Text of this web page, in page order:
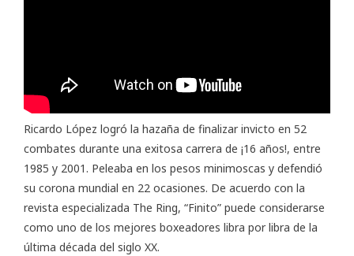
Ricardo López logró la hazaña de finalizar invicto en 52
combates durante una exitosa carrera de ¡16 años!, entre
1985 y 2001. Peleaba en los pesos minimoscas y defendió
su corona mundial en 22 ocasiones. De acuerdo con la
revista especializada The Ring, “Finito” puede considerarse
como uno de los mejores boxeadores libra por libra de la
última década del siglo XX.